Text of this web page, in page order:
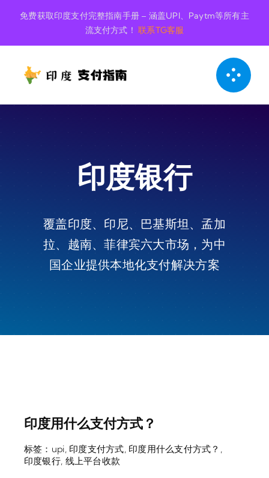
内
免费获取印度支付完整指南手册 – 涵盖UPI、Paytm等所有主
流支付方式！联系TG客服
印度银行
覆盖印度、印尼、巴基斯坦、孟加
拉、越南、菲律宾六大市场，为中
国企业提供本地化支付解决方案
印度用什么支付方式？
标签： upi, 印度支付方式, 印度用什么支付方式？ ,
印度银行, 线上平台收款